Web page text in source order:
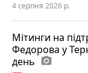
4 серпня 2026 р.
Мітинги на
Федорова у
день photo_camera